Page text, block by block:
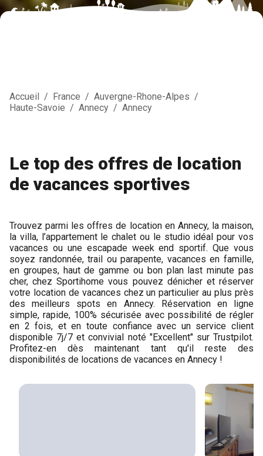
Accueil / France / Auvergne-Rhone-Alpes /
Haute-Savoie / Annecy / Annecy
Le top des offres de location
de vacances sportives
Trouvez parmi les offres de location en Annecy, la maison,
la villa, l’appartement le chalet ou le studio idéal pour vos
vacances ou une escapade week end sportif. Que vous
soyez randonnée, trail ou parapente, vacances en famille,
en groupes, haut de gamme ou bon plan last minute pas
cher, chez Sportihome vous pouvez dénicher et réserver
votre location de vacances chez un particulier au plus près
des meilleurs spots en Annecy. Réservation en ligne
simple, rapide, 100% sécurisée avec possibilité de régler
en 2 fois, et en toute confiance avec un service client
disponible 7j/7 et convivial noté "Excellent" sur Trustpilot.
Profitez-en dès maintenant tant qu'il reste des
disponibilités de locations de vacances en Annecy !